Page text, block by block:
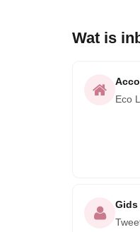
Wat is
Eco
Gids